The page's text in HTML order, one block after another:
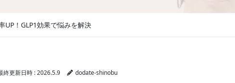
UP！GLP1効果で悩みを解決
終更新日時 :2026.5.9 dodate-shinobu